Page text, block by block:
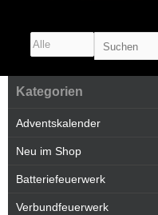
Kategorien
Adventskalender
Neu im Shop
Batteriefeuerwerk
Verbundfeuerwerk